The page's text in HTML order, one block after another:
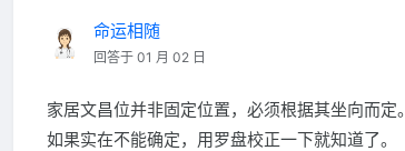
命运相随
回答于 01 月 02 日
家居文昌位并非固定位置，必须根据其坐向而定
如果实在不能确定，用罗盘校正一下就知道了。